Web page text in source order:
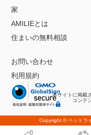
家
AMILIEとは
住まいの無料相談
お問い合わせ
利用規約
本サイトに掲載
コンテ
Copyright ©ペットラ